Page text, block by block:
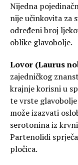
Nijedna
nije učinkovita za
određeni broj
oblike glavobolje.
Lovor (Laurus
zajedničkog
krajnje korisni u
te vrste
može izazvati
serotonina iz
Partenolidi
pločica.